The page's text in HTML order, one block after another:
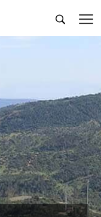
 